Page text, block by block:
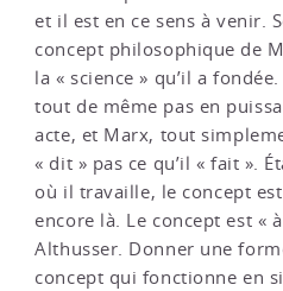
et il est en ce sens à venir.
concept philosophique de
la « science » qu’il a
tout de même pas en
acte, et Marx, tout
« dit » pas ce qu’il « fait ».
où il travaille, le concept est
encore là. Le concept est «
Althusser. Donner une
concept qui fonctionne en